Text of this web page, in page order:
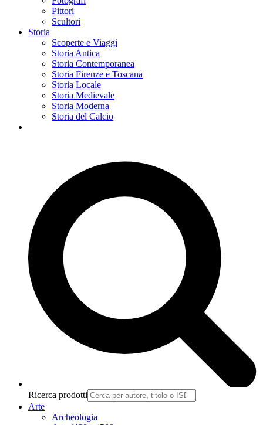
Pittori
Scultori
Storia
Scoperte e Viaggi
Storia Antica
Storia Contemporanea
Storia Firenze e Toscana
Storia Locale
Storia Medievale
Storia Moderna
Storia del Calcio
Ricerca prodotti
Arte
Archeologia